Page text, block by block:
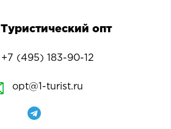
Туристический опт
+7 (495) 183-90-12
opt@1-turist.ru